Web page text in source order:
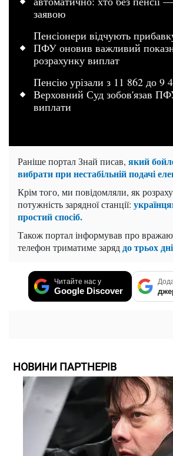
заявою
Пенсіонери відчують
ПФУ оновив важливий
розрахунку виплат
Пенсію урізали з 11 862 до 9
Верховний Суд зобов'язав
виплати
Раніше портал Знай писав, який
вибрати при нестабільній подачі
Крім того, ми повідомляли, як
потужність зарядної станції:
простий спосіб.
Також портал інформував про
телефон триматиме заряддо трьох
Читайте нас у
Google Discover
НОВИНИ ПАРТНЕРІВ